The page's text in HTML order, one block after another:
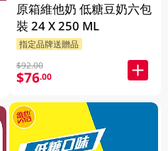
原箱維他奶 低糖豆奶六包
裝 24 X 250 ML
指定品牌送贈品
$92.00
$76.00